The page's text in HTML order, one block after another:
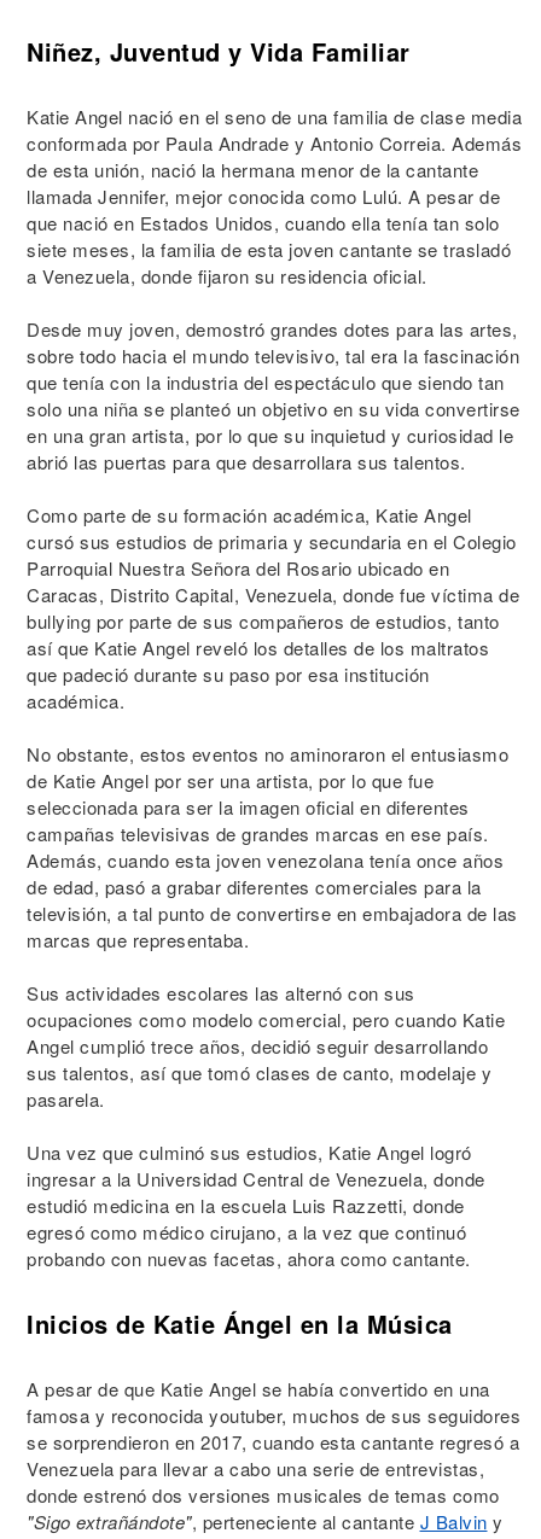
Niñez, Juventud y Vida Familiar
Katie Angel nació en el seno de una familia de clase media
conformada por Paula Andrade y Antonio Correia. Además
de esta unión, nació la hermana menor de la cantante
llamada Jennifer, mejor conocida como Lulú. A pesar de
que nació en Estados Unidos, cuando ella tenía tan solo
siete meses, la familia de esta joven cantante se trasladó
a Venezuela, donde fijaron su residencia oficial.
Desde muy joven, demostró grandes dotes para las artes,
sobre todo hacia el mundo televisivo, tal era la fascinación
que tenía con la industria del espectáculo que siendo tan
solo una niña se planteó un objetivo en su vida convertirse
en una gran artista, por lo que su inquietud y curiosidad le
abrió las puertas para que desarrollara sus talentos.
Como parte de su formación académica, Katie Angel
cursó sus estudios de primaria y secundaria en el Colegio
Parroquial Nuestra Señora del Rosario ubicado en
Caracas, Distrito Capital, Venezuela, donde fue víctima de
bullying por parte de sus compañeros de estudios, tanto
así que Katie Angel reveló los detalles de los maltratos
que padeció durante su paso por esa institución
académica.
No obstante, estos eventos no aminoraron el entusiasmo
de Katie Angel por ser una artista, por lo que fue
seleccionada para ser la imagen oficial en diferentes
campañas televisivas de grandes marcas en ese país.
Además, cuando esta joven venezolana tenía once años
de edad, pasó a grabar diferentes comerciales para la
televisión, a tal punto de convertirse en embajadora de las
marcas que representaba.
Sus actividades escolares las alternó con sus
ocupaciones como modelo comercial, pero cuando Katie
Angel cumplió trece años, decidió seguir desarrollando
sus talentos, así que tomó clases de canto, modelaje y
pasarela.
Una vez que culminó sus estudios, Katie Angel logró
ingresar a la Universidad Central de Venezuela, donde
estudió medicina en la escuela Luis Razzetti, donde
egresó como médico cirujano, a la vez que continuó
probando con nuevas facetas, ahora como cantante.
Inicios de Katie Ángel en la Música
A pesar de que Katie Angel se había convertido en una
famosa y reconocida youtuber, muchos de sus seguidores
se sorprendieron en 2017, cuando esta cantante regresó a
Venezuela para llevar a cabo una serie de entrevistas,
donde estrenó dos versiones musicales de temas como
"Sigo extrañándote", perteneciente al cantante J Balvin y